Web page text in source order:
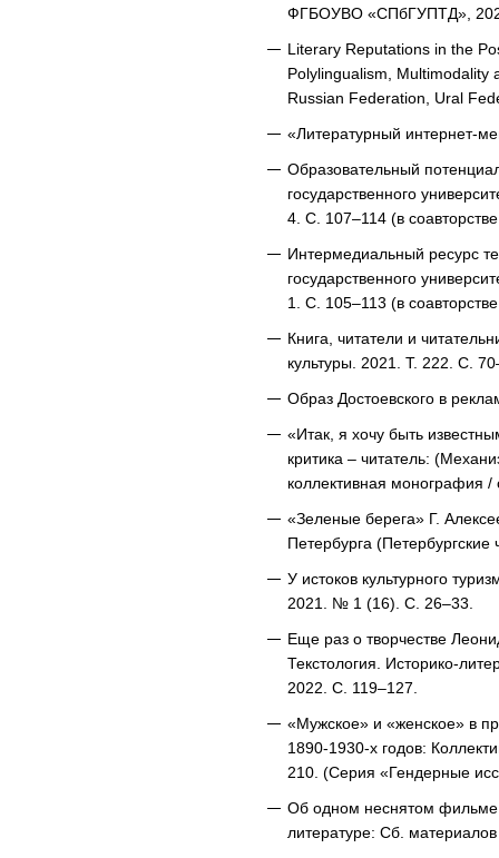
ФГБОУВО «СПбГУПТД»,
Literary Reputations in the
Polylingualism, Multimodality
Russian Federation, Ural
«Литературный интернет-
Образовательный
государственного
4. С. 107–114 (в
Интермедиальный ресурс
государственного
1. С. 105–113 (в
Книга, читатели и
культуры. 2021. Т. 222. С.
Образ Достоевского в
«Итак, я хочу быть
критика – читатель:
коллективная монография
«Зеленые берега» Г.
Петербурга
У истоков культурного
2021. № 1 (16). С. 26–33.
Еще раз о творчестве
Текстология. Историко-
2022. С. 119–127.
«Мужское» и «женское» в
1890-1930-х годов:
210. (Серия «Гендерные
Об одном неснятом фильме:
литературе: Сб.